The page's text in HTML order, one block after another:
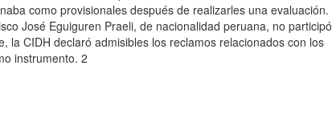
como provisionales después de realizarles una evaluación.
José Eguiguren Praeli, de nacionalidad peruana, no participó
la CIDH declaró admisibles los reclamos relacionados con los
instrumento. 2